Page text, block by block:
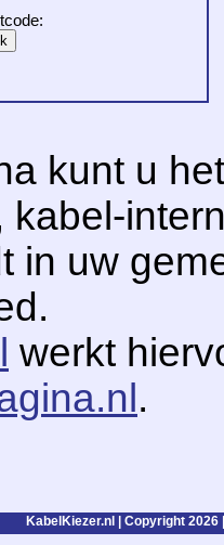
kunt u
kabel-
in uw
werkt
.
KabelKiezer.nl | Copyright 2026